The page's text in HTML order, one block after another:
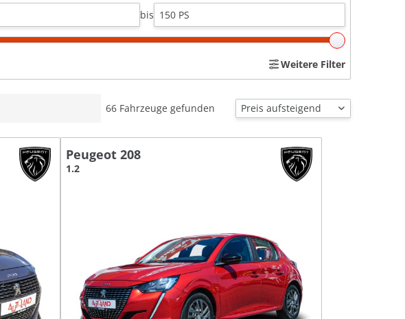
bis
Weitere Filter
66 Fahrzeuge gefunden
Peugeot 208
1.2